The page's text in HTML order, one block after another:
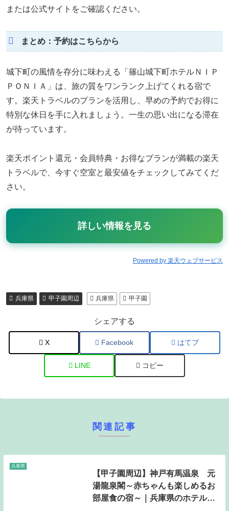
または公式サイトをご確認ください。
まとめ：予約はこちらから
城下町の風情を存分に味わえる「篠山城下町ホテルＮＩＰ
ＰＯＮＩＡ」は、旅の質をワンランク上げてくれる宿で
す。楽天トラベルのプランを活用し、早めの予約でお得に
特別な休日を手に入れましょう。一生の思い出になる滞在
が待っています。
楽天ポイント還元・会員特典・お得なプランが満載の楽天
トラベルで、今すぐ空室と最安値をチェックしてみてくだ
さい。
詳しい情報を見る
Powered by 楽天ウェブサービス
兵庫県 甲子園周辺 兵庫県 甲子園
シェアする
X Facebook はてブ
LINE コピー
関連記事
兵庫県
【甲子園周辺】神戸有馬温泉 元
湯龍泉閣～赤ちゃんも楽しめるお
部屋食の宿～｜兵庫県のホテル・